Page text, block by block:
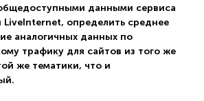
данными сервиса
LiveInternet, определить среднее
аналогичных данных по
трафику для сайтов из того же
же тематики, что и